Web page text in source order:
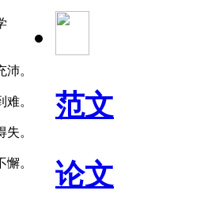
范文
论文
。
。
。
。